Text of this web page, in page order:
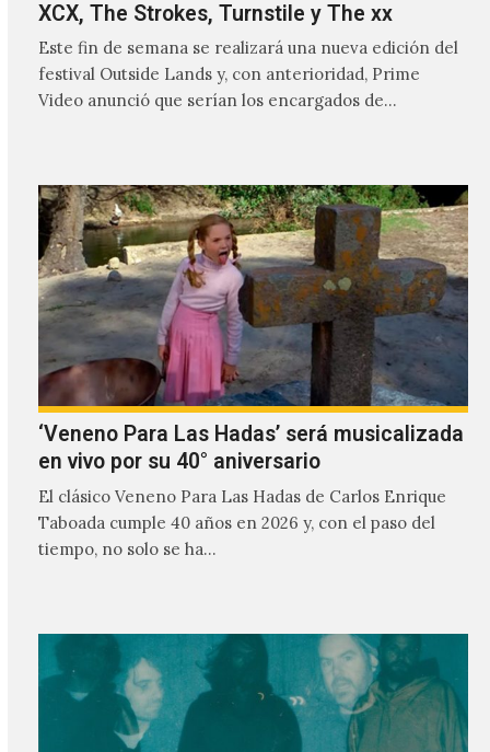
XCX, The Strokes, Turnstile y The xx
Este fin de semana se realizará una nueva edición del
festival Outside Lands y, con anterioridad, Prime
Video anunció que serían los encargados de
‘Veneno Para Las Hadas’ será musicalizada
en vivo por su 40° aniversario
El clásico Veneno Para Las Hadas de Carlos Enrique
Taboada cumple 40 años en 2026 y, con el paso del
tiempo, no solo se ha…